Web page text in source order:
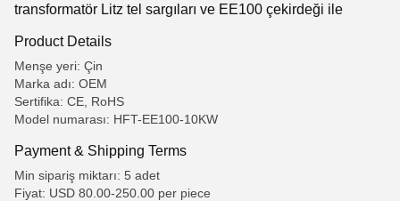
transformatör Litz tel sargıları ve EE100 çekirdeği ile
Product Details
Menşe yeri: Çin
Marka adı: OEM
Sertifika: CE, RoHS
Model numarası: HFT-EE100-10KW
Payment & Shipping Terms
Min sipariş miktarı: 5 adet
Fiyat: USD 80.00-250.00 per piece